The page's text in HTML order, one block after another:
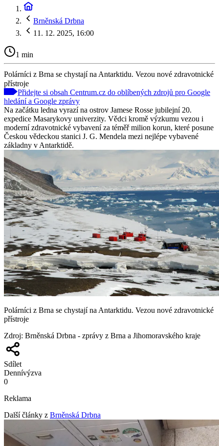
Brněnská Drbna
11. 12. 2025, 16:00
1 min
Polárníci z Brna se chystají na Antarktidu. Vezou nové zdravotnické
přístroje
Přidejte si obsah Centrum.cz do oblíbených zdrojů pro Google
hledání a Google zprávy
Na začátku ledna vyrazí na ostrov Jamese Rosse jubilejní 20.
expedice Masarykovy univerzity. Vědci kromě výzkumu vezou i
moderní zdravotnické vybavení za téměř milion korun, které posune
Českou vědeckou stanici J. G. Mendela mezi nejlépe vybavené
základny v Antarktidě.
Polárníci z Brna se chystají na Antarktidu. Vezou nové zdravotnické
přístroje
Zdroj: Brněnská Drbna - zprávy z Brna a Jihomoravského kraje
Sdílet
Dennívýzva
0
Reklama
Další články z Brněnská Drbna